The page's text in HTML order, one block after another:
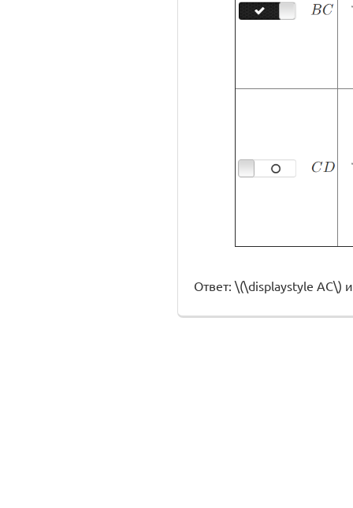
Ответ: \(\displaystyle AC\)